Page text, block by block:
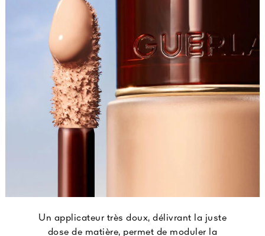
Un applicateur très doux, délivrant la juste
dose de matière, permet de moduler la